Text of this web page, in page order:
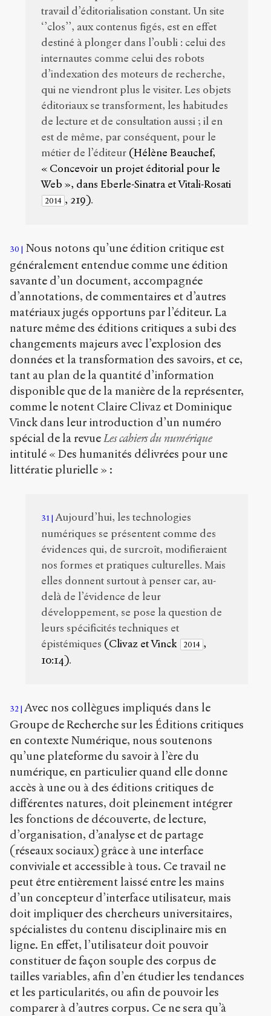
travail d’éditorialisation constant. Un site
‘’clos’’, aux contenus figés, est en effet
destiné à plonger dans l’oubli : celui des
internautes comme celui des robots
d’indexation des moteurs de recherche,
qui ne viendront plus le visiter. Les objets
éditoriaux se transforment, les habitudes
de lecture et de consultation aussi ; il en
est de même, par conséquent, pour le
métier de l’éditeur (Hélène Beauchef,
« Concevoir un projet éditorial pour le
Web », dans Eberle-Sinatra et Vitali-Rosati
2014 , 219).
30
Nous notons qu’une édition critique est
généralement entendue comme une édition
savante d’un document, accompagnée
d’annotations, de commentaires et d’autres
matériaux jugés opportuns par l’éditeur. La
nature même des éditions critiques a subi des
changements majeurs avec l’explosion des
données et la transformation des savoirs, et ce,
tant au plan de la quantité d’information
disponible que de la manière de la représenter,
comme le notent Claire Clivaz et Dominique
Vinck dans leur introduction d’un numéro
spécial de la revueLes cahiers du numérique
intitulé « Des humanités délivrées pour une
littératie plurielle » :
31
Aujourd’hui, les technologies
numériques se présentent comme des
évidences qui, de surcroît, modifieraient
nos formes et pratiques culturelles. Mais
elles donnent surtout à penser car, au-
delà de l’évidence de leur
développement, se pose la question de
leurs spécificités techniques et
épistémiques (Clivaz et Vinck 2014 ,
10:14).
32 Avec nos collègues impliqués dans le
Groupe de Recherche sur les Éditions critiques
en contexte Numérique, nous soutenons
qu’une plateforme du savoir à l’ère du
numérique, en particulier quand elle donne
accès à une ou à des éditions critiques de
différentes natures, doit pleinement intégrer
les fonctions de découverte, de lecture,
d’organisation, d’analyse et de partage
(réseaux sociaux) grâce à une interface
conviviale et accessible à tous. Ce travail ne
peut être entièrement laissé entre les mains
d’un concepteur d’interface utilisateur, mais
doit impliquer des chercheurs universitaires,
spécialistes du contenu disciplinaire mis en
ligne. En effet, l’utilisateur doit pouvoir
constituer de façon souple des corpus de
tailles variables, afin d’en étudier les tendances
et les particularités, ou afin de pouvoir les
comparer à d’autres corpus. Ce ne sera qu’à